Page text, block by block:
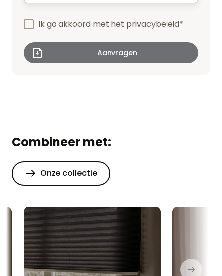
Ik ga akkoord met het privacybeleid*
Combineer met:
Onze collectie